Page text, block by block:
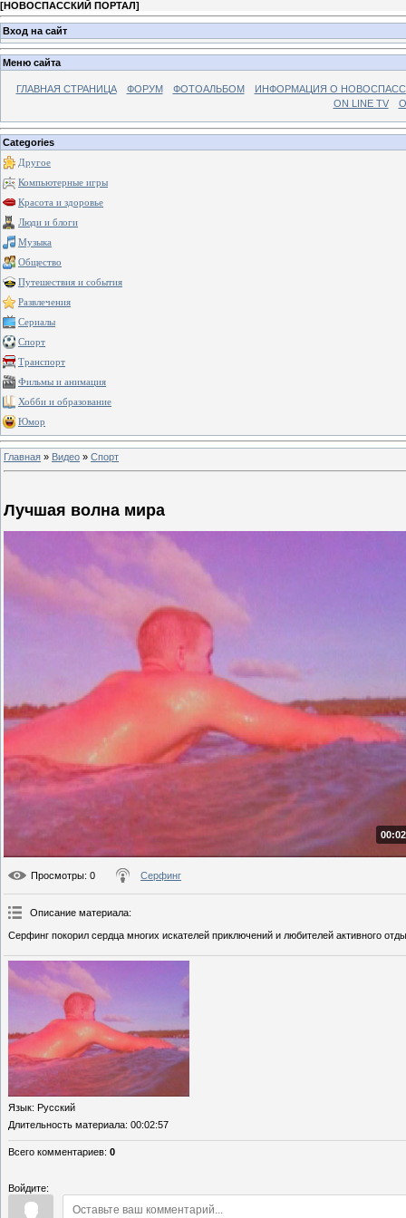
[НОВОСПАССКИЙ ПОРТАЛ]
Вход на сайт
Меню сайта
ГЛАВНАЯ СТРАНИЦА ФОРУМ ФОТОАЛЬБОМ
ИНФОРМАЦИЯ О
ON LINE TV
Categories
Другое
Компьютерные игры
Красота и здоровье
Люди и блоги
Музыка
Общество
Путешествия и события
Развлечения
Сериалы
Спорт
Транспорт
Фильмы и анимация
Хобби и образование
Юмор
Главная » Видео » Спорт
Лучшая волна мира
Просмотры: 0 Серфинг
Описание материала:
Серфинг покорил сердца многих искателей приключений и любителей активного
Язык: Русский
Длительность материала: 00:02:57
Всего комментариев: 0
Войдите: